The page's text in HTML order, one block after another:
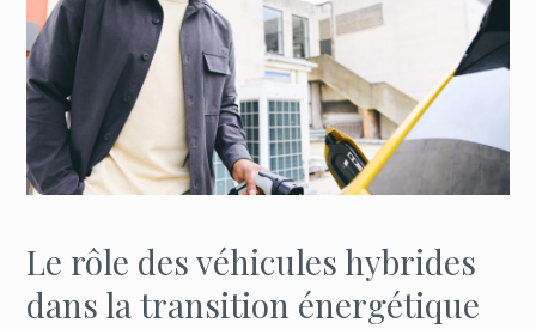
Le rôle des véhicules hybrides
dans la transition énergétique